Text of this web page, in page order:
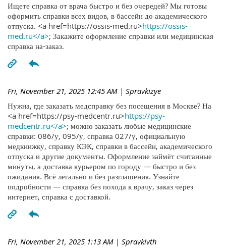
Ищете справка от врача быстро и без очередей? Мы готовы
оформить справки всех видов, в бассейн до академического
отпуска. <a href=https://ossis-med.ru>https://ossis-
med.ru</a>; Закажите оформление справки или медицинская
справка на-заказ.
Fri, November 21, 2025 12:45 AM | Spravkizye
Нужна, где заказать медсправку без посещения в Москве? На
<a href=https://psy-medcentr.ru>https://psy-
medcentr.ru</a>; можно заказать любые медицинские
справки: 086/у, 095/у, справка 027/у, официальную
медкнижку, справку КЭК, справки в бассейн, академического
отпуска и другие документы. Оформление займёт считанные
минуты, а доставка курьером по городу — быстро и без
ожидания. Всё легально и без разглашения. Узнайте
подробности — справка без похода к врачу, заказ через
интернет, справка с доставкой.
Fri, November 21, 2025 1:13 AM | Spravkivth